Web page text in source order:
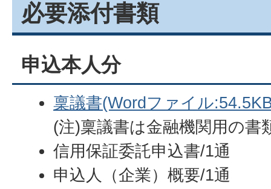
必要添付書類
申込本人分
稟議書(Wordファイル
(注)稟議書は金融機関用の書
信用保証委託申込書/1通
申込人（企業）概要/1通